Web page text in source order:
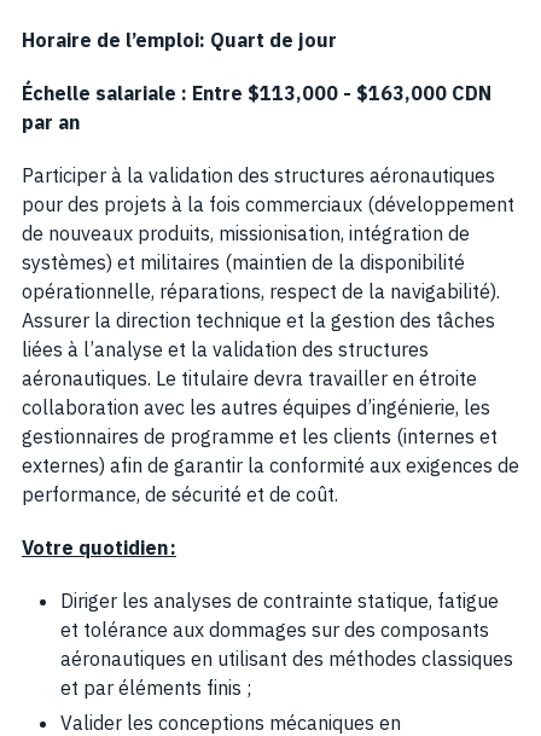
Horaire de l’emploi: Quart de jour
Échelle salariale : Entre $113,000 - $163,000 CDN
par an
Participer à la validation des structures aéronautiques
pour des projets à la fois commerciaux (développement
de nouveaux produits, missionisation, intégration de
systèmes) et militaires (maintien de la disponibilité
opérationnelle, réparations, respect de la navigabilité).
Assurer la direction technique et la gestion des tâches
liées à l’analyse et la validation des structures
aéronautiques. Le titulaire devra travailler en étroite
collaboration avec les autres équipes d’ingénierie, les
gestionnaires de programme et les clients (internes et
externes) afin de garantir la conformité aux exigences de
performance, de sécurité et de coût.
Votre quotidien :
Diriger les analyses de contrainte statique, fatigue
et tolérance aux dommages sur des composants
aéronautiques en utilisant des méthodes classiques
et par éléments finis ;
Valider les conceptions mécaniques en